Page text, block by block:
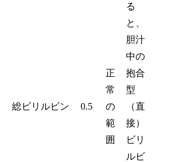
総ビリルビン 0.5
正
常
の
範
囲
る
と、
胆汁
中の
抱合
型
（直
接）
ビリ
ルビ